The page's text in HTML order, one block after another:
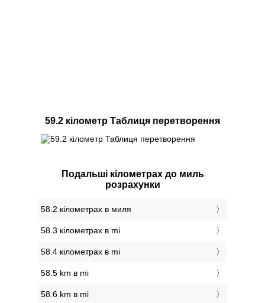
59.2 кілометр Таблиця перетворення
Подальші кілометрах до миль
розрахунки
58.2 кілометрах в миля
58.3 кілометрах в mi
58.4 кілометрах в mi
58.5 km в mi
58.6 km в mi